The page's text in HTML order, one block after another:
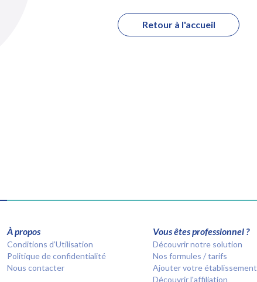
Retour à l'accueil
À propos
Conditions d’Utilisation
Politique de confidentialité
Nous contacter
Vous êtes professionnel ?
Découvrir notre solution
Nos formules / tarifs
Ajouter votre établissement
Découvrir l'affiliation